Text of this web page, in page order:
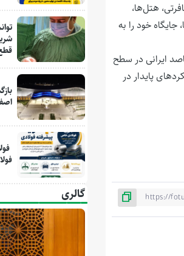
هتل‌ها،
خود را به
ایرانی در سطح
پایدار در
گالری